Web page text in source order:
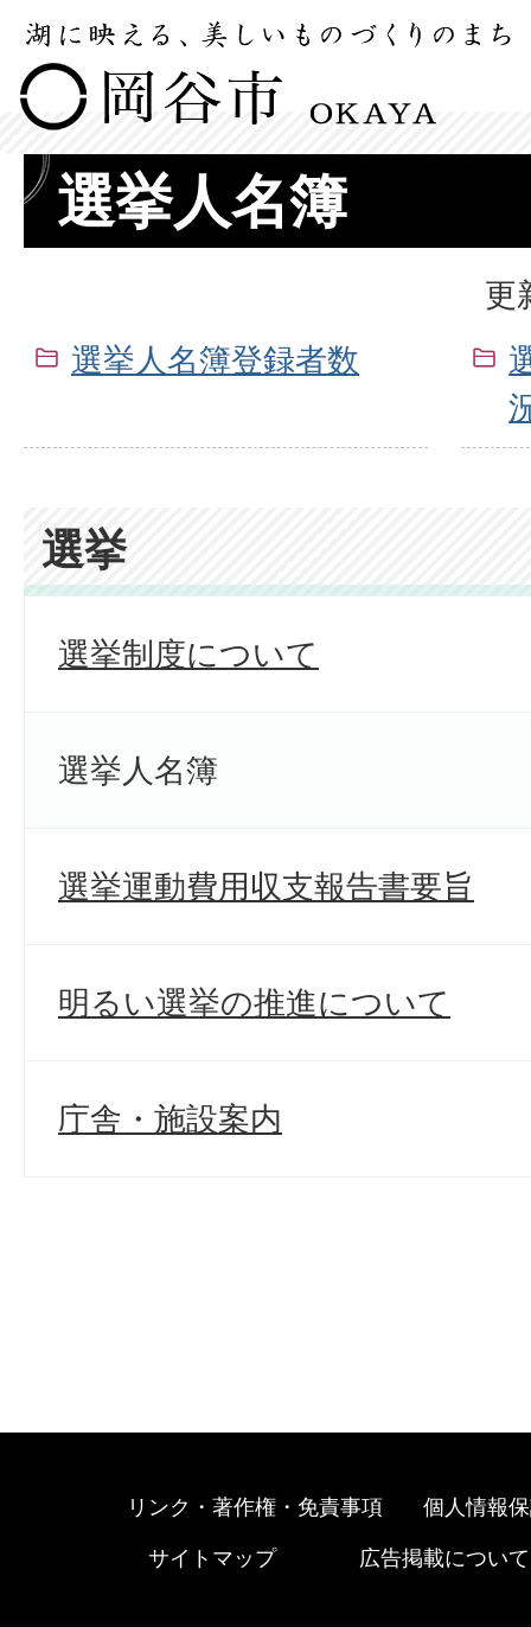
選挙人名簿
更
選挙人名簿登録者数
選挙
選挙制度について
選挙人名簿
選挙運動費用収支報告書要旨
明るい選挙の推進について
庁舎・施設案内
リンク・著作権・免責事項 個人情報
サイトマップ 広告掲載について